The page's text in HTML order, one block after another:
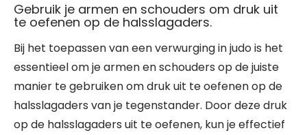
Gebruik je armen en schouders om druk uit
te oefenen op de halsslagaders.
Bij het toepassen van een verwurging in judo is het
essentieel om je armen en schouders op de juiste
manier te gebruiken om druk uit te oefenen op de
halsslagaders van je tegenstander. Door deze druk
op de halsslagaders uit te oefenen, kun je effectief